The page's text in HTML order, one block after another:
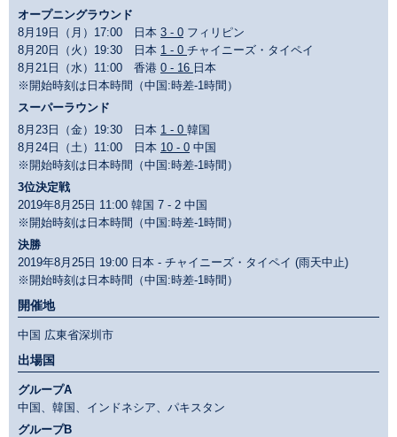
オープニングラウンド
8月19日（月）17:00 日本 3 - 0 フィリピン
8月20日（火）19:30 日本 1 - 0 チャイニーズ・タイペイ
8月21日（水）11:00 香港 0 - 16 日本
※開始時刻は日本時間（中国:時差-1時間）
スーパーラウンド
8月23日（金）19:30 日本 1 - 0 韓国
8月24日（土）11:00 日本 10 - 0 中国
※開始時刻は日本時間（中国:時差-1時間）
3位決定戦
2019年8月25日 11:00 韓国 7 - 2 中国
※開始時刻は日本時間（中国:時差-1時間）
決勝
2019年8月25日 19:00 日本 - チャイニーズ・タイペイ (雨天中止)
※開始時刻は日本時間（中国:時差-1時間）
開催地
中国 広東省深圳市
出場国
グループA
中国、韓国、インドネシア、パキスタン
グループB